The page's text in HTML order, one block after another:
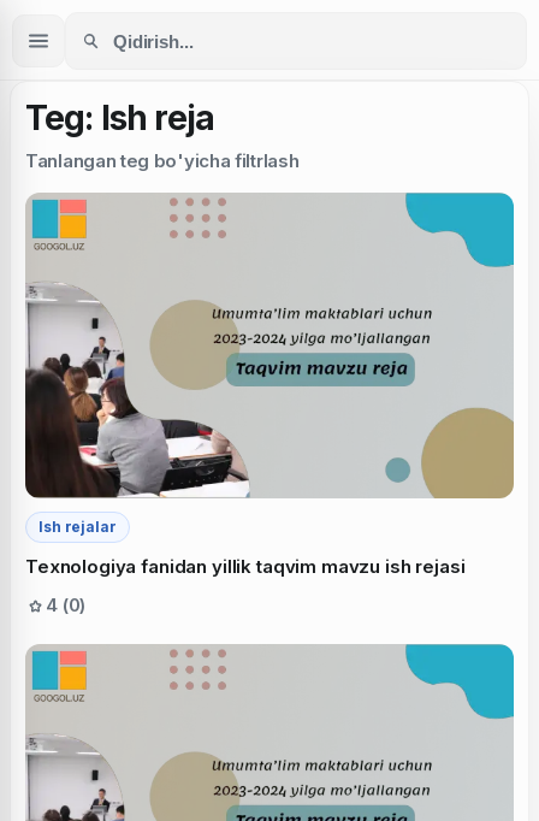
Teg: Ish reja
Tanlangan teg bo'yicha filtrlash
Ish rejalar
Texnologiya fanidan yillik taqvim mavzu ish rejasi
4 (0)